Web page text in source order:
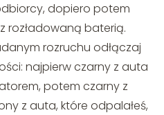
dopiero potem
rozładowaną baterią.
rozruchu odłączaj
najpierw czarny z auta
potem czarny z
z auta, które odpalałeś,